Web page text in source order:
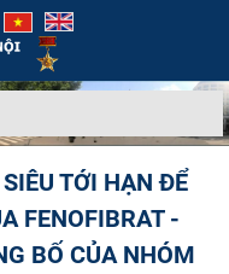
TỚI HẠN ĐỂ
FENOFIBRAT -
BỐ CỦA NHÓM